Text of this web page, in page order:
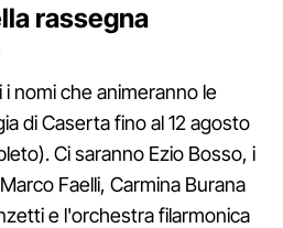
rassegna
nomi che animeranno le
di Caserta fino al 12 agosto
Ci saranno Ezio Bosso, i
Faelli, Carmina Burana
e l'orchestra filarmonica